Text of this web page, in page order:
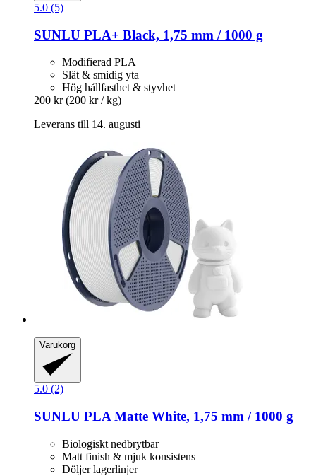
5.0 (5)
SUNLU PLA+ Black, 1,75 mm / 1000 g
Modifierad PLA
Slät & smidig yta
Hög hållfasthet & styvhet
200 kr (200 kr / kg)
Leverans till 14. augusti
Varukorg
5.0 (2)
SUNLU PLA Matte White, 1,75 mm / 1000 g
Biologiskt nedbrytbar
Matt finish & mjuk konsistens
Döljer lagerlinjer